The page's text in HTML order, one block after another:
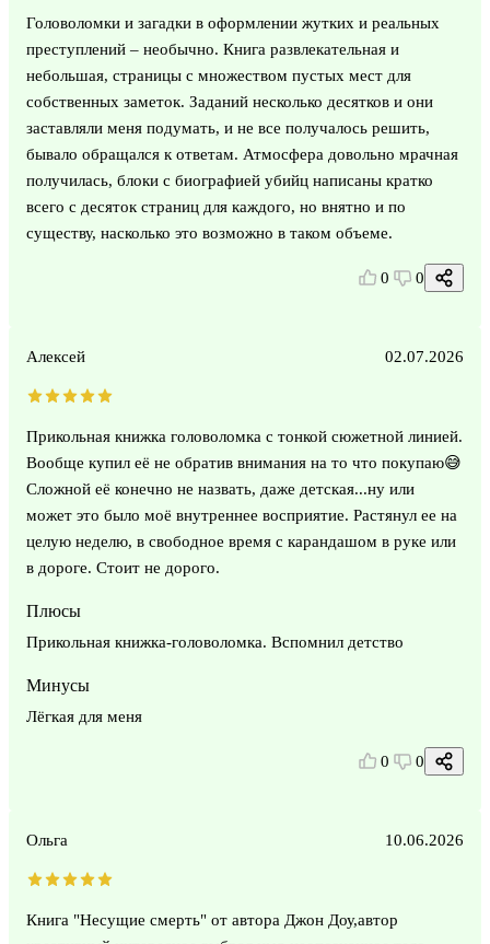
Головоломки и загадки в оформлении жутких и реальных
преступлений – необычно. Книга развлекательная и
небольшая, страницы с множеством пустых мест для
собственных заметок. Заданий несколько десятков и они
заставляли меня подумать, и не все получалось решить,
бывало обращался к ответам. Атмосфера довольно мрачная
получилась, блоки с биографией убийц написаны кратко
всего с десяток страниц для каждого, но внятно и по
существу, насколько это возможно в таком объеме.
0 0
Алексей 02.07.2026
Прикольная книжка головоломка с тонкой сюжетной линией.
Вообще купил её не обратив внимания на то что покупаю😅
Сложной её конечно не назвать, даже детская...ну или
может это было моё внутреннее восприятие. Растянул ее на
целую неделю, в свободное время с карандашом в руке или
в дороге. Стоит не дорого.
Плюсы
Прикольная книжка-головоломка. Вспомнил детство
Минусы
Лёгкая для меня
0 0
Ольга 10.06.2026
Книга "Несущие смерть" от автора Джон Доу,автор